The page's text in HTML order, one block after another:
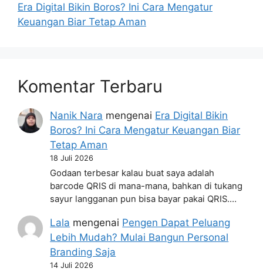
Era Digital Bikin Boros? Ini Cara Mengatur
Keuangan Biar Tetap Aman
Komentar Terbaru
Nanik Nara mengenai Era Digital Bikin
Boros? Ini Cara Mengatur Keuangan Biar
Tetap Aman
18 Juli 2026
Godaan terbesar kalau buat saya adalah
barcode QRIS di mana-mana, bahkan di tukang
sayur langganan pun bisa bayar pakai QRIS.…
Lala mengenai Pengen Dapat Peluang
Lebih Mudah? Mulai Bangun Personal
Branding Saja
14 Juli 2026